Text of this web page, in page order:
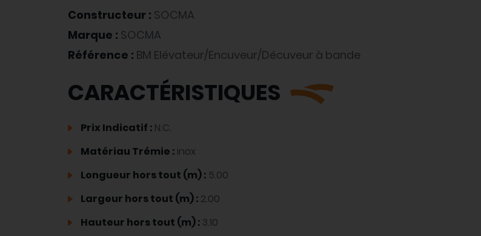
Constructeur : SOCMA
Marque : SOCMA
Référence : BM Elévateur/Encuveur/Décuveur à bande
CARACTÉRISTIQUES
Prix Indicatif : N.C.
Matériau Trémie : inox
Longueur hors tout (m) : 5.00
Largeur hors tout (m) : 2.00
Hauteur hors tout (m) : 3.10